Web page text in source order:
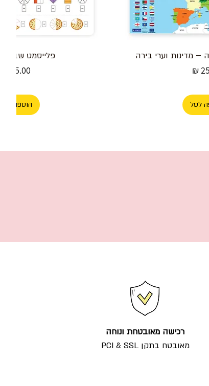
– מדינות וערי בירה
לסל
פלייסמט שברים
מחיר
הוספה לסל
רכישה מאובטחת ונוחה
מאובטח בתקן PCI & SSL